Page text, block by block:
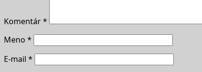
Komentár*
Meno *
E-mail *